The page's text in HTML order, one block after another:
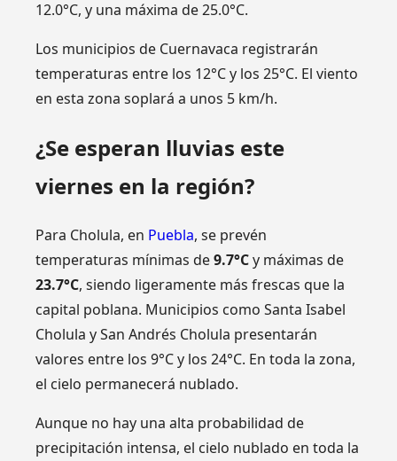
12.0°C, y una máxima de 25.0°C.
Los municipios de Cuernavaca registrarán
temperaturas entre los 12°C y los 25°C. El viento
en esta zona soplará a unos 5 km/h.
¿Se esperan lluvias este
viernes en la región?
Para Cholula, en Puebla, se prevén
temperaturas mínimas de9.7°Cy máximas de
23.7°C, siendo ligeramente más frescas que la
capital poblana. Municipios como Santa Isabel
Cholula y San Andrés Cholula presentarán
valores entre los 9°C y los 24°C. En toda la zona,
el cielo permanecerá nublado.
Aunque no hay una alta probabilidad de
precipitación intensa, el cielo nublado en toda la